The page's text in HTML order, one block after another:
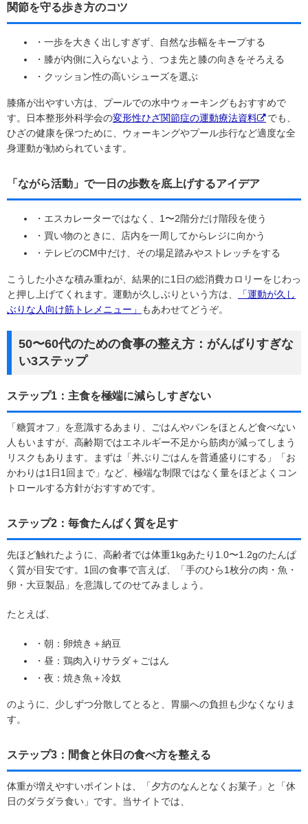
関節を守る歩き方のコツ
・一歩を大きく出しすぎず、自然な歩幅をキープする
・膝が内側に入らないよう、つま先と膝の向きをそろえる
・クッション性の高いシューズを選ぶ
膝痛が出やすい方は、プールでの水中ウォーキングもおすすめで
す。日本整形外科学会の変形性ひざ関節症の運動療法資料
でも、
ひざの健康を保つために、ウォーキングやプール歩行など適度な全
身運動が勧められています。
「ながら活動」で一日の歩数を底上げするアイデア
・エスカレーターではなく、1〜2階分だけ階段を使う
・買い物のときに、店内を一周してからレジに向かう
・テレビのCM中だけ、その場足踏みやストレッチをする
こうした小さな積み重ねが、結果的に1日の総消費カロリーをじわっ
と押し上げてくれます。運動が久しぶりという方は、
「運動が久し
ぶりな人向け筋トレメニュー」
もあわせてどうぞ。
50〜60代のための食事の整え方：がんばりすぎな
い3ステップ
ステップ1：主食を極端に減らしすぎない
「糖質オフ」を意識するあまり、ごはんやパンをほとんど食べない
人もいますが、高齢期ではエネルギー不足から筋肉が減ってしまう
リスクもあります。まずは「丼ぶりごはんを普通盛りにする」「お
かわりは1日1回まで」など、極端な制限ではなく量をほどよくコン
トロールする方針がおすすめです。
ステップ2：毎食たんぱく質を足す
先ほど触れたように、高齢者では体重1kgあたり1.0〜1.2gのたんぱ
く質が目安です。1回の食事で言えば、「手のひら1枚分の肉・魚・
卵・大豆製品」を意識してのせてみましょう。
たとえば、
・朝：卵焼き＋納豆
・昼：鶏肉入りサラダ＋ごはん
・夜：焼き魚＋冷奴
のように、少しずつ分散してとると、胃腸への負担も少なくなりま
す。
ステップ3：間食と休日の食べ方を整える
体重が増えやすいポイントは、「夕方のなんとなくお菓子」と「休
日のダラダラ食い」です。当サイトでは、